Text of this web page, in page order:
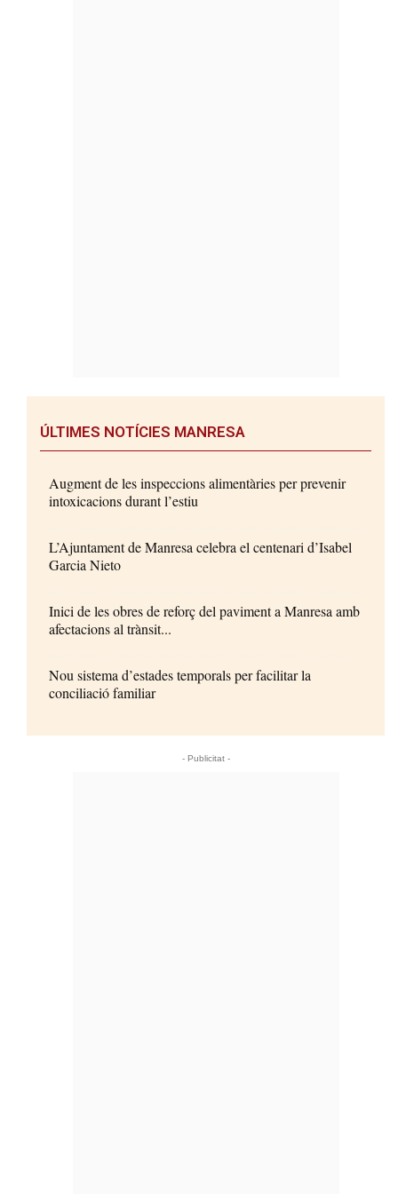
ÚLTIMES NOTÍCIES MANRESA
Augment de les inspeccions alimentàries per prevenir
intoxicacions durant l’estiu
L’Ajuntament de Manresa celebra el centenari d’Isabel
Garcia Nieto
Inici de les obres de reforç del paviment a Manresa amb
afectacions al trànsit...
Nou sistema d’estades temporals per facilitar la
conciliació familiar
- Publicitat -